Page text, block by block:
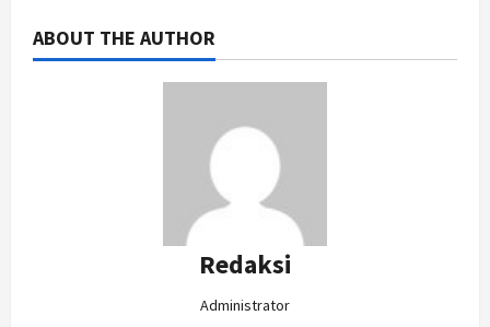
ABOUT THE AUTHOR
Redaksi
Administrator